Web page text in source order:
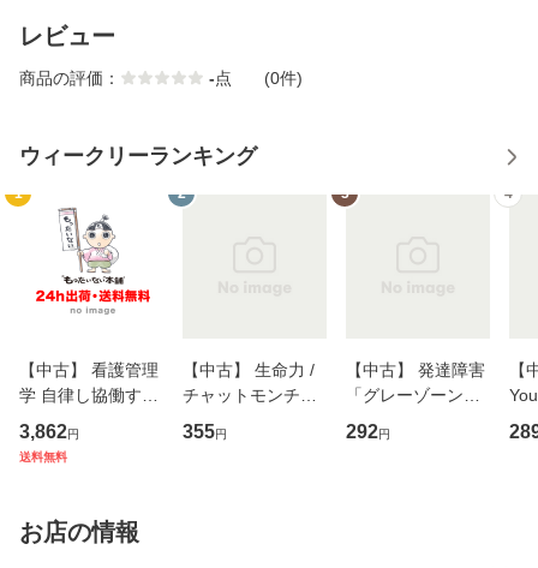
レビュー
商品の評価： -点 (0件)
ウィークリーランキング
1
【中古】 看護管理
学 自律し協働する
専門職の看護マネ
ジメントスキル 改
恵 藤本幸三 / 南江
堂 [単行
3,862円
送料無料
2
【中古】 生命力 /
チャットモンチー /
キューンレコード
[CD]【メール便送
355円
3
【中古】 発達障害
「グレーゾーン」
その正しい理解と
克服法 (SB新書 57
292円
4
【
のが
お店の情報